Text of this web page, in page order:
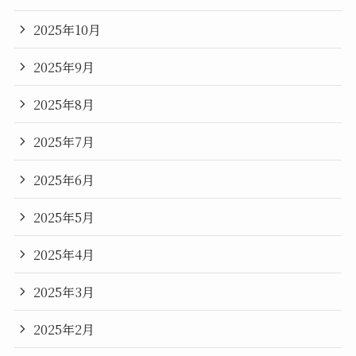
2025年10月
2025年9月
2025年8月
2025年7月
2025年6月
2025年5月
2025年4月
2025年3月
2025年2月